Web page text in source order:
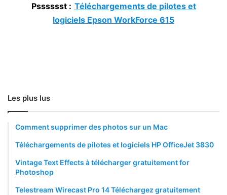
Psssssst : Téléchargements de pilotes et
logiciels Epson WorkForce 615
Les plus lus
Comment supprimer des photos sur un Mac
Téléchargements de pilotes et logiciels HP OfficeJet 3830
Vintage Text Effects à télécharger gratuitement for
Photoshop
Telestream Wirecast Pro 14 Téléchargez gratuitement